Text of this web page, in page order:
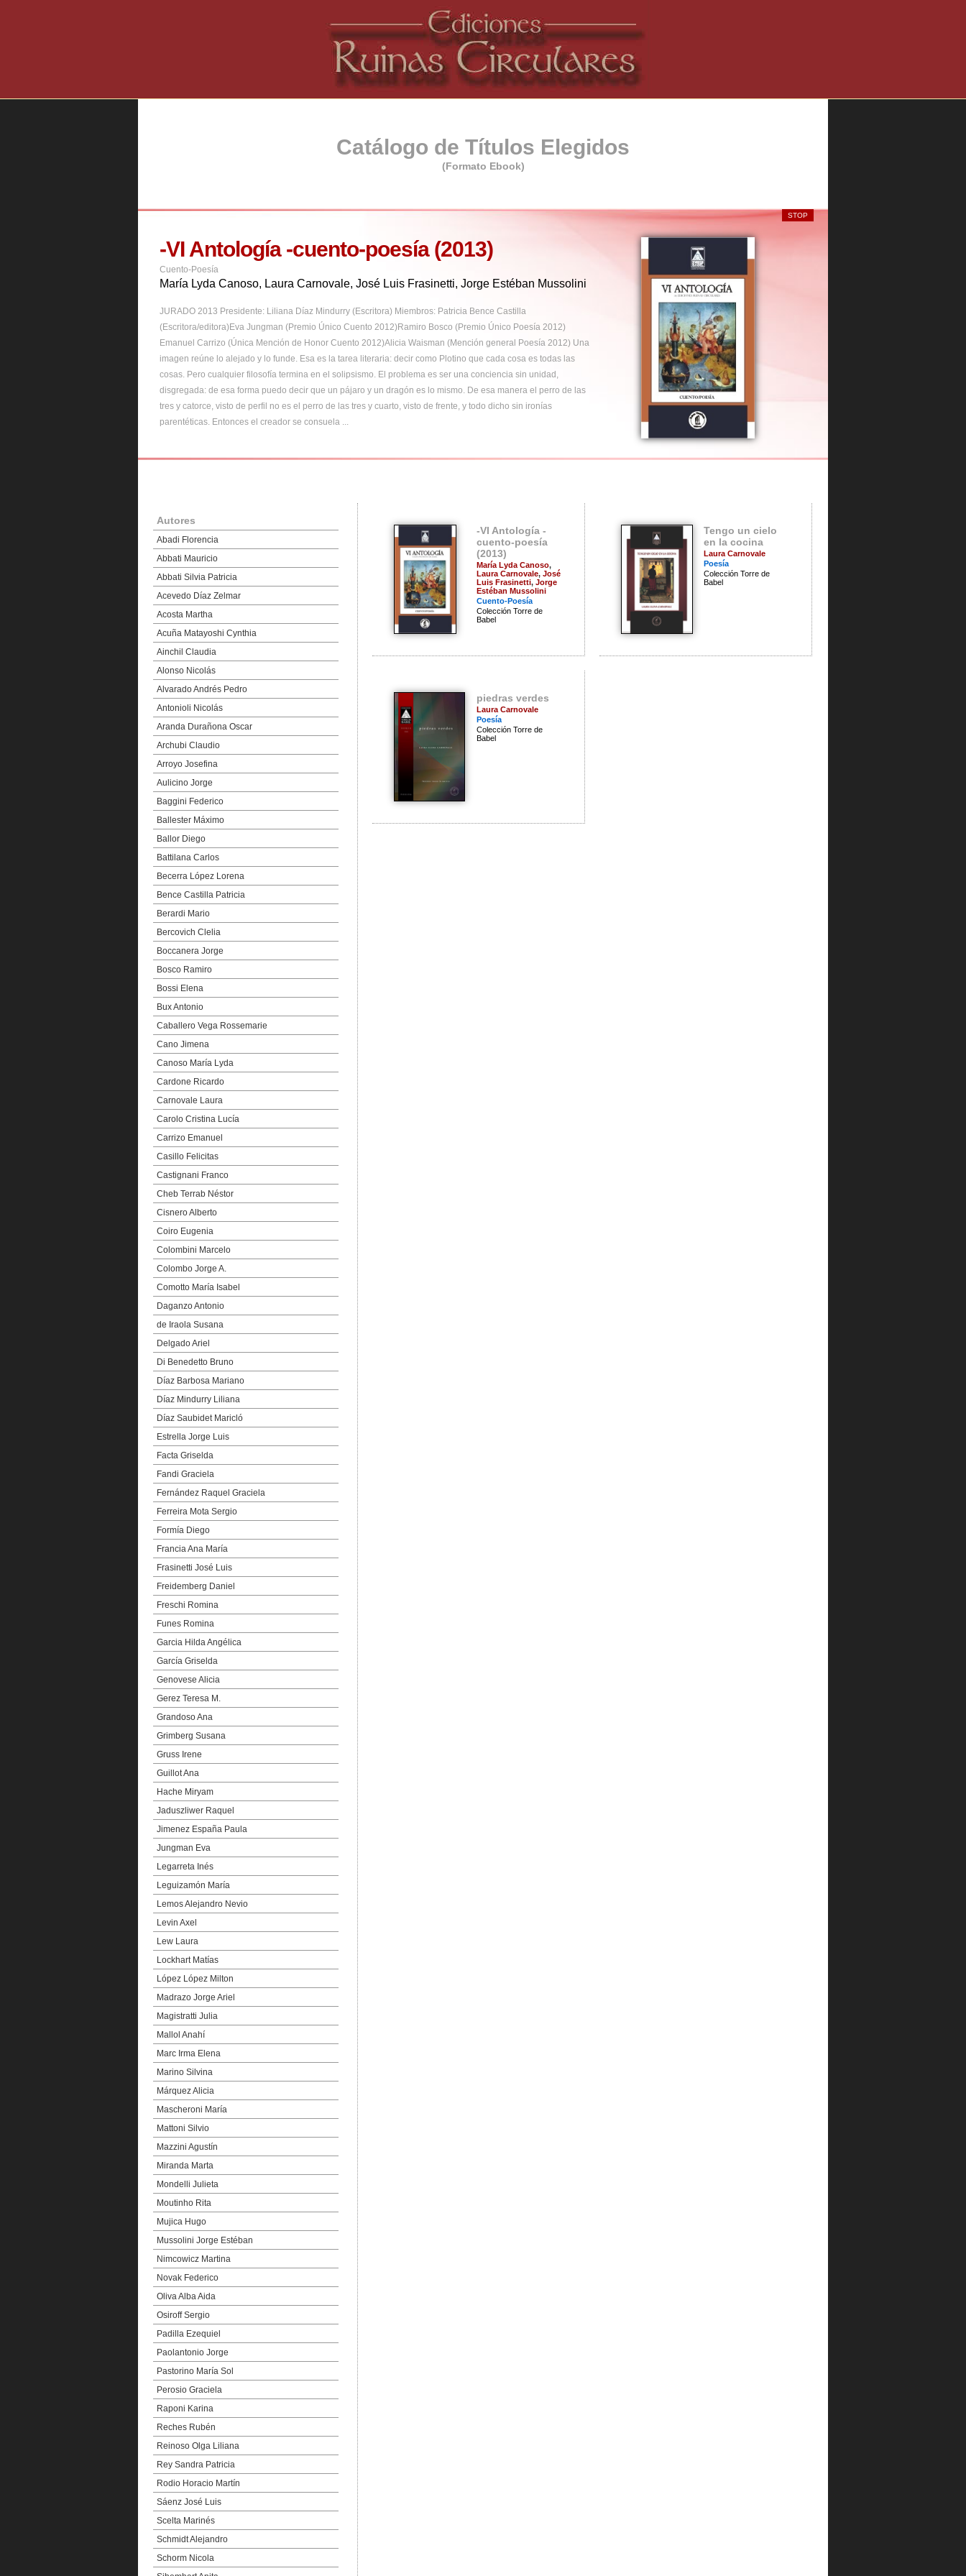
Catálogo de Títulos Elegidos
(Formato Ebook)
Tengo un cielo en la cocina
Laura Carnovale
Tengo un cielo en la cocina - Interesante el juego que hace con las diferentes texturas de esta cocina -
mundo donde transcurre un mes y un día, Mi patria es el espacio que construyo entre domingo y domingo
entre el mate y la noche, dice Laura Carnovale, ciclo que, de forma circular, pareciera estar predispuesto a
recomenzar todo el tiempo. Jugar con el espacio y el tiempo, interesante y sensible manera de pensar la vida
desde una cocina aséptica, incolora, los grises y las transparencias y la gota de sangre de cuando el vidrio
estalla. Y más allá, por la ventana, el cielo tiene el color de las ollas viejas. Laura habla de la sensación de
botella vacía me abollo, ...
STOP
Autores
Abadi Florencia
Abbati Mauricio
Abbati Silvia Patricia
Acevedo Díaz Zelmar
Acosta Martha
Acuña Matayoshi Cynthia
Ainchil Claudia
Alonso Nicolás
Alvarado Andrés Pedro
Antonioli Nicolás
Aranda Durañona Oscar
Archubi Claudio
Arroyo Josefina
Aulicino Jorge
Baggini Federico
Ballester Máximo
Ballor Diego
Battilana Carlos
Becerra López Lorena
Bence Castilla Patricia
Berardi Mario
Bercovich Clelia
Boccanera Jorge
Bosco Ramiro
Bossi Elena
Bux Antonio
Caballero Vega Rossemarie
Cano Jimena
Canoso María Lyda
Cardone Ricardo
Carnovale Laura
Carolo Cristina Lucía
Carrizo Emanuel
Casillo Felicitas
Castignani Franco
Cheb Terrab Néstor
Cisnero Alberto
Coiro Eugenia
Colombini Marcelo
Colombo Jorge A.
Comotto María Isabel
Daganzo Antonio
de Iraola Susana
Delgado Ariel
Di Benedetto Bruno
Díaz Barbosa Mariano
Díaz Mindurry Liliana
Díaz Saubidet Maricló
Estrella Jorge Luis
Facta Griselda
Fandi Graciela
Fernández Raquel Graciela
Ferreira Mota Sergio
Formía Diego
Francia Ana María
Frasinetti José Luis
Freidemberg Daniel
Freschi Romina
Funes Romina
Garcia Hilda Angélica
García Griselda
Genovese Alicia
Gerez Teresa M.
Grandoso Ana
Grimberg Susana
Gruss Irene
Guillot Ana
Hache Miryam
Jaduszliwer Raquel
Jimenez España Paula
Jungman Eva
Legarreta Inés
Leguizamón María
Lemos Alejandro Nevio
Levin Axel
Lew Laura
Lockhart Matías
López López Milton
Madrazo Jorge Ariel
Magistratti Julia
Mallol Anahí
Marc Irma Elena
Marino Silvina
Márquez Alicia
Mascheroni María
Mattoni Silvio
Mazzini Agustín
Miranda Marta
Mondelli Julieta
Moutinho Rita
Mujica Hugo
Mussolini Jorge Estéban
Nimcowicz Martina
Novak Federico
Oliva Alba Aida
Osiroff Sergio
Padilla Ezequiel
Paolantonio Jorge
Pastorino María Sol
Perosio Graciela
Raponi Karina
Reches Rubén
Reinoso Olga Liliana
Rey Sandra Patricia
Rodio Horacio Martín
Sáenz José Luis
Scelta Marinés
Schmidt Alejandro
Schorm Nicola
-VI Antología -
cuento-poesía
(2013)
María Lyda Canoso,
Laura Carnovale, José
Luis Frasinetti, Jorge
Estéban Mussolini
Cuento-Poesía
Colección Torre de
Babel
Tengo un cielo
en la cocina
Laura Carnovale
Poesía
Colección Torre de
Babel
piedras verdes
Laura Carnovale
Poesía
Colección Torre de
Babel